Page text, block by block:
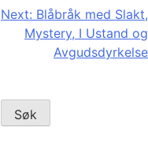
Next: Blåbråk med Slakt,
Mystery, I Ustand og
Avgudsdyrkelse
Søk